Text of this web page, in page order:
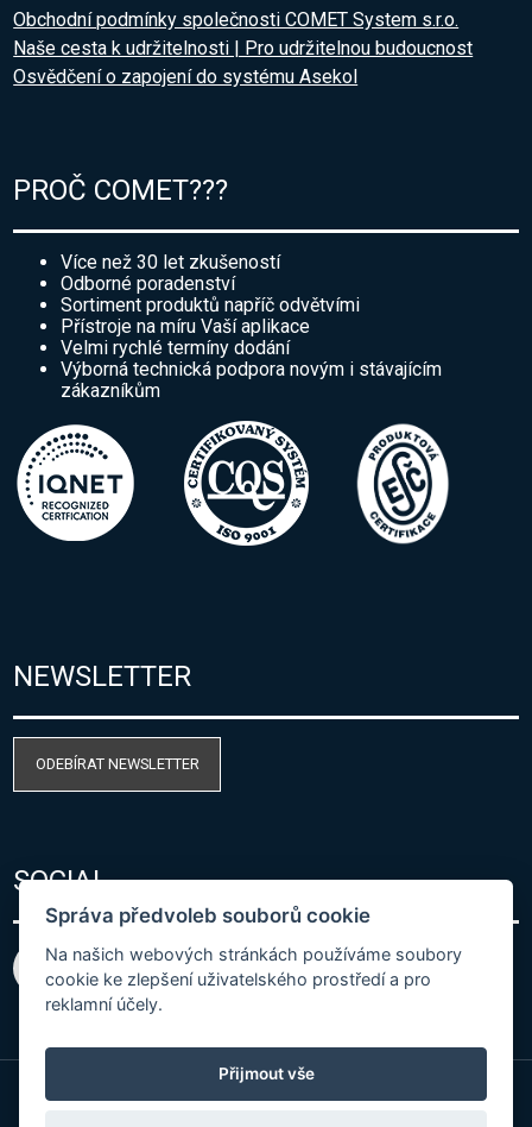
Obchodní podmínky společnosti COMET System s.r.o.
Naše cesta k udržitelnosti | Pro udržitelnou budoucnost
Osvědčení o zapojení do systému Asekol
PROČ COMET???
Více než 30 let zkušeností
Odborné poradenství
Sortiment produktů napříč odvětvími
Přístroje na míru Vaší aplikace
Velmi rychlé termíny dodání
Výborná technická podpora novým i stávajícím
zákazníkům
NEWSLETTER
ODEBÍRAT NEWSLETTER
SOCIAL
Správa předvoleb souborů cookie
Na našich webových stránkách používáme soubory
cookie ke zlepšení uživatelského prostředí a pro
reklamní účely.
Přijmout vše